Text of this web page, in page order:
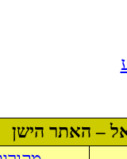
– האתר הישן